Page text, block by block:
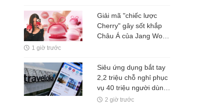
Giải mã "chiếc lược
Cherry" gây sốt khắp
Châu Á của Jang Won
kinh doanh thiên tài
của Medicube?
1 giờ trước
Siêu ứng dụng bắt tay
2,2 triệu chỗ nghỉ phục
vụ 40 triệu người dùng,
Chủ tịch chấp nhận rủi
2 giờ trước